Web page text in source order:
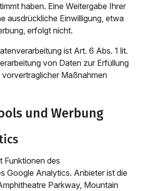
haben. Eine Weitergabe Ihrer
ausdrückliche Einwilligung, etwa
erfolgt nicht.
ist Art. 6 Abs. 1 lit.
von Daten zur Erfüllung
Maßnahmen
und Werbung
Funktionen des
Google Analytics. Anbieter ist die
Parkway, Mountain